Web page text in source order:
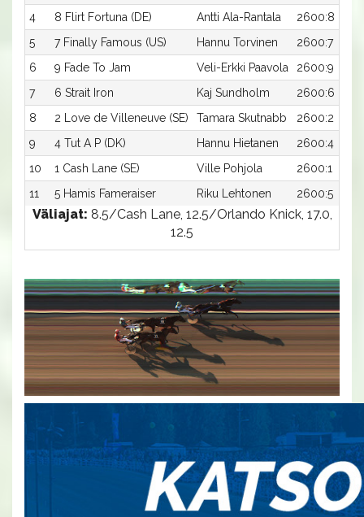
4
8 Flirt Fortuna (DE) Antti Ala-Rantala
2600:8
5
7 Finally Famous (US) Hannu Torvinen
2600:7
6
9 Fade To Jam Veli-Erkki Paavola
2600:9
7
6 Strait Iron Kaj Sundholm
2600:6
8
2 Love de Villeneuve (SE) Tamara Skutnabb
2600:2
9
4 Tut A P (DK) Hannu Hietanen
2600:4
10
1 Cash Lane (SE) Ville Pohjola
2600:1
11
5 Hamis Fameraiser Riku Lehtonen 2600:5
Väliajat: 8.5/Cash Lane, 12.5/Orlando Knick, 17.0,
12.5